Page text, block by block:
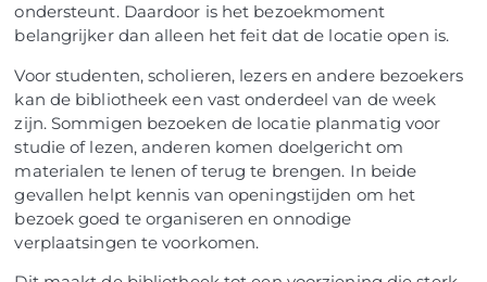
ondersteunt. Daardoor is het bezoekmoment
belangrijker dan alleen het feit dat de locatie open is.
Voor studenten, scholieren, lezers en andere bezoekers
kan de bibliotheek een vast onderdeel van de week
zijn. Sommigen bezoeken de locatie planmatig voor
studie of lezen, anderen komen doelgericht om
materialen te lenen of terug te brengen. In beide
gevallen helpt kennis van openingstijden om het
bezoek goed te organiseren en onnodige
verplaatsingen te voorkomen.